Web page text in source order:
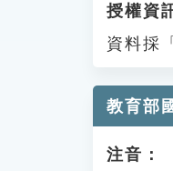
授權資
資料採「
教育部
注音：